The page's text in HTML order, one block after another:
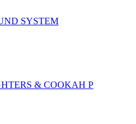
SYSTEM
& COOKAH P